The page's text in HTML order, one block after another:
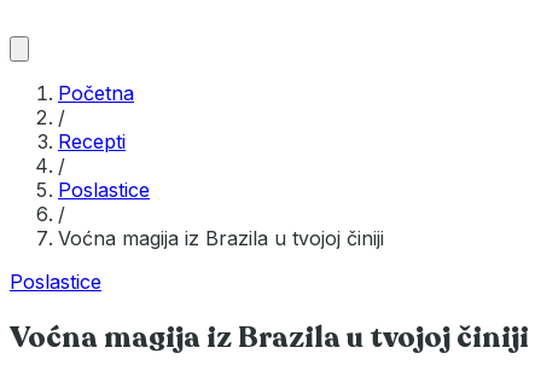
Početna
/
Recepti
/
Poslastice
/
Voćna magija iz Brazila u tvojoj činiji
Poslastice
Voćna magija iz Brazila u tvojoj činiji